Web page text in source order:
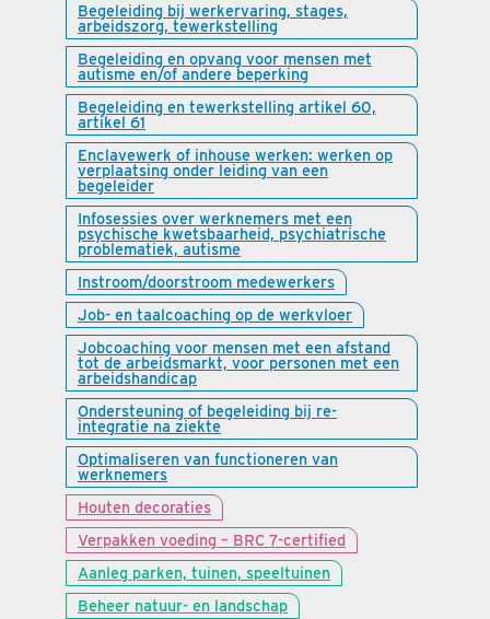
Begeleiding bij werkervaring, stages,
arbeidszorg, tewerkstelling
Begeleiding en opvang voor mensen met
autisme en/of andere beperking
Begeleiding en tewerkstelling artikel 60,
artikel 61
Enclavewerk of inhouse werken: werken op
verplaatsing onder leiding van een
begeleider
Infosessies over werknemers met een
psychische kwetsbaarheid, psychiatrische
problematiek, autisme
Instroom/doorstroom medewerkers
Job- en taalcoaching op de werkvloer
Jobcoaching voor mensen met een afstand
tot de arbeidsmarkt, voor personen met een
arbeidshandicap
Ondersteuning of begeleiding bij re-
integratie na ziekte
Optimaliseren van functioneren van
werknemers
Houten decoraties
Verpakken voeding – BRC 7-certified
Aanleg parken, tuinen, speeltuinen
Beheer natuur- en landschap